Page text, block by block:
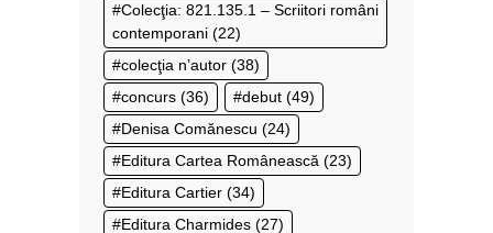
Colecţia: 821.135.1 – Scriitori români
contemporani (22)
colecţia n’autor (38)
concurs (36) debut (49)
Denisa Comănescu (24)
Editura Cartea Românească (23)
Editura Cartier (34)
Editura Charmides (27)